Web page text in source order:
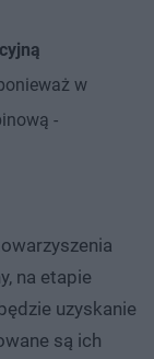
w
-
na etapie
uzyskanie
są ich